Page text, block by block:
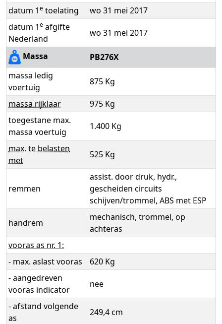
datum 1e toelating
wo 31 mei 2017
datum 1e afgifte
Nederland
wo 31 mei 2017
Massa
PB276X
massa ledig
voertuig
875 Kg
massa rijklaar
975 Kg
toegestane max.
massa voertuig
1.400 Kg
max. te belasten
met
525 Kg
remmen
assist. door druk, hydr.,
gescheiden circuits
schijven/trommel, ABS met ESP
handrem
mechanisch, trommel, op
achteras
vooras as nr. 1:
- max. aslast vooras
620 Kg
- aangedreven
vooras indicator
nee
- afstand volgende
as
249,4 cm